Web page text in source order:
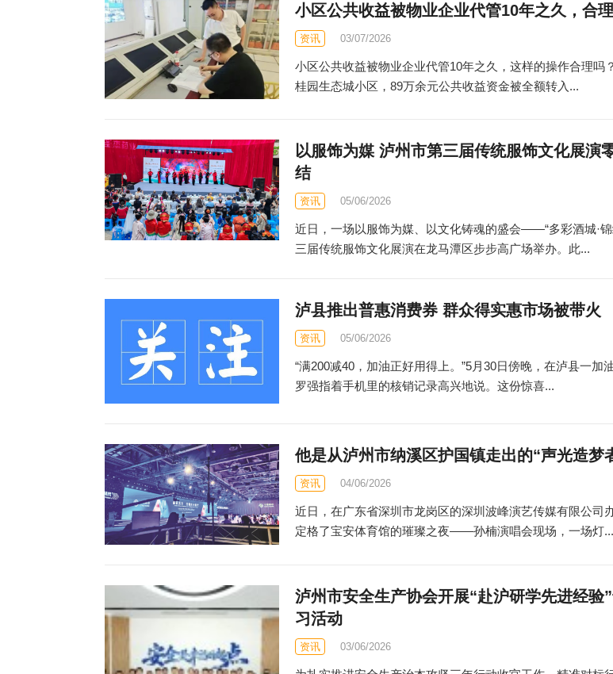
小区公共收益被物业企业代管10年之久，合
资讯 03/07/2026
小区公共收益被物业企业代管10年之久，这样的操作合理吗
桂园生态城小区，89万余元公共收益资金被全额转入...
以服饰为媒 泸州市第三届传统服饰文化展演
结
资讯 05/06/2026
近日，一场以服饰为媒、以文化铸魂的盛会——“多彩酒城·
三届传统服饰文化展演在龙马潭区步步高广场举办。此...
泸县推出普惠消费券 群众得实惠市场被带火
资讯 05/06/2026
“满200减40，加油正好用得上。”5月30日傍晚，在泸县一加
罗强指着手机里的核销记录高兴地说。这份惊喜...
他是从泸州市纳溪区护国镇走出的“声光造梦
资讯 04/06/2026
近日，在广东省深圳市龙岗区的深圳波峰演艺传媒有限公司
定格了宝安体育馆的璀璨之夜——孙楠演唱会现场，一场灯...
泸州市安全生产协会开展“赴沪研学先进经验
习活动
资讯 03/06/2026